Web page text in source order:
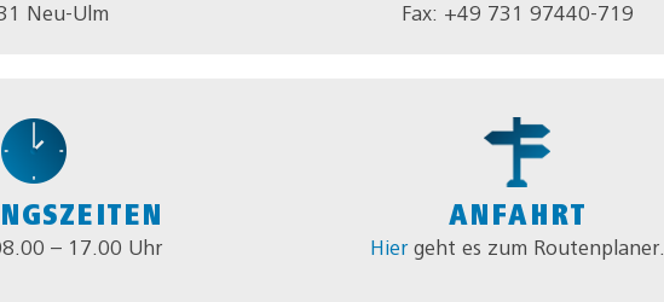
Neu-Ulm
Fax: +49 731 97440-719
– 17.00 Uhr
ANFAHRT
Hier geht es zum Routenplaner.